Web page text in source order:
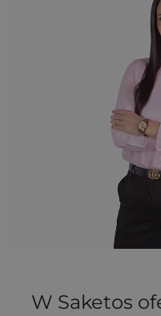
W Saketos